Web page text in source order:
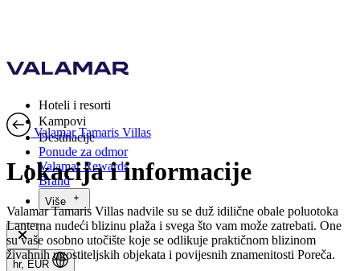
Hoteli i resorti
Kampovi
Destinacije
Ponude za odmor
Valamar Rewards
Brand
Više
hr, EUR
Valamar Tamaris Villas
Lokacija i informacije
Valamar Tamaris Villas nadvile su se duž idilične obale poluotoka
Lanterna nudeći blizinu plaža i svega što vam može zatrebati. One
su vaše osobno utočište koje se odlikuje praktičnom blizinom
živahnih ugostiteljskih objekata i povijesnih znamenitosti Poreča.